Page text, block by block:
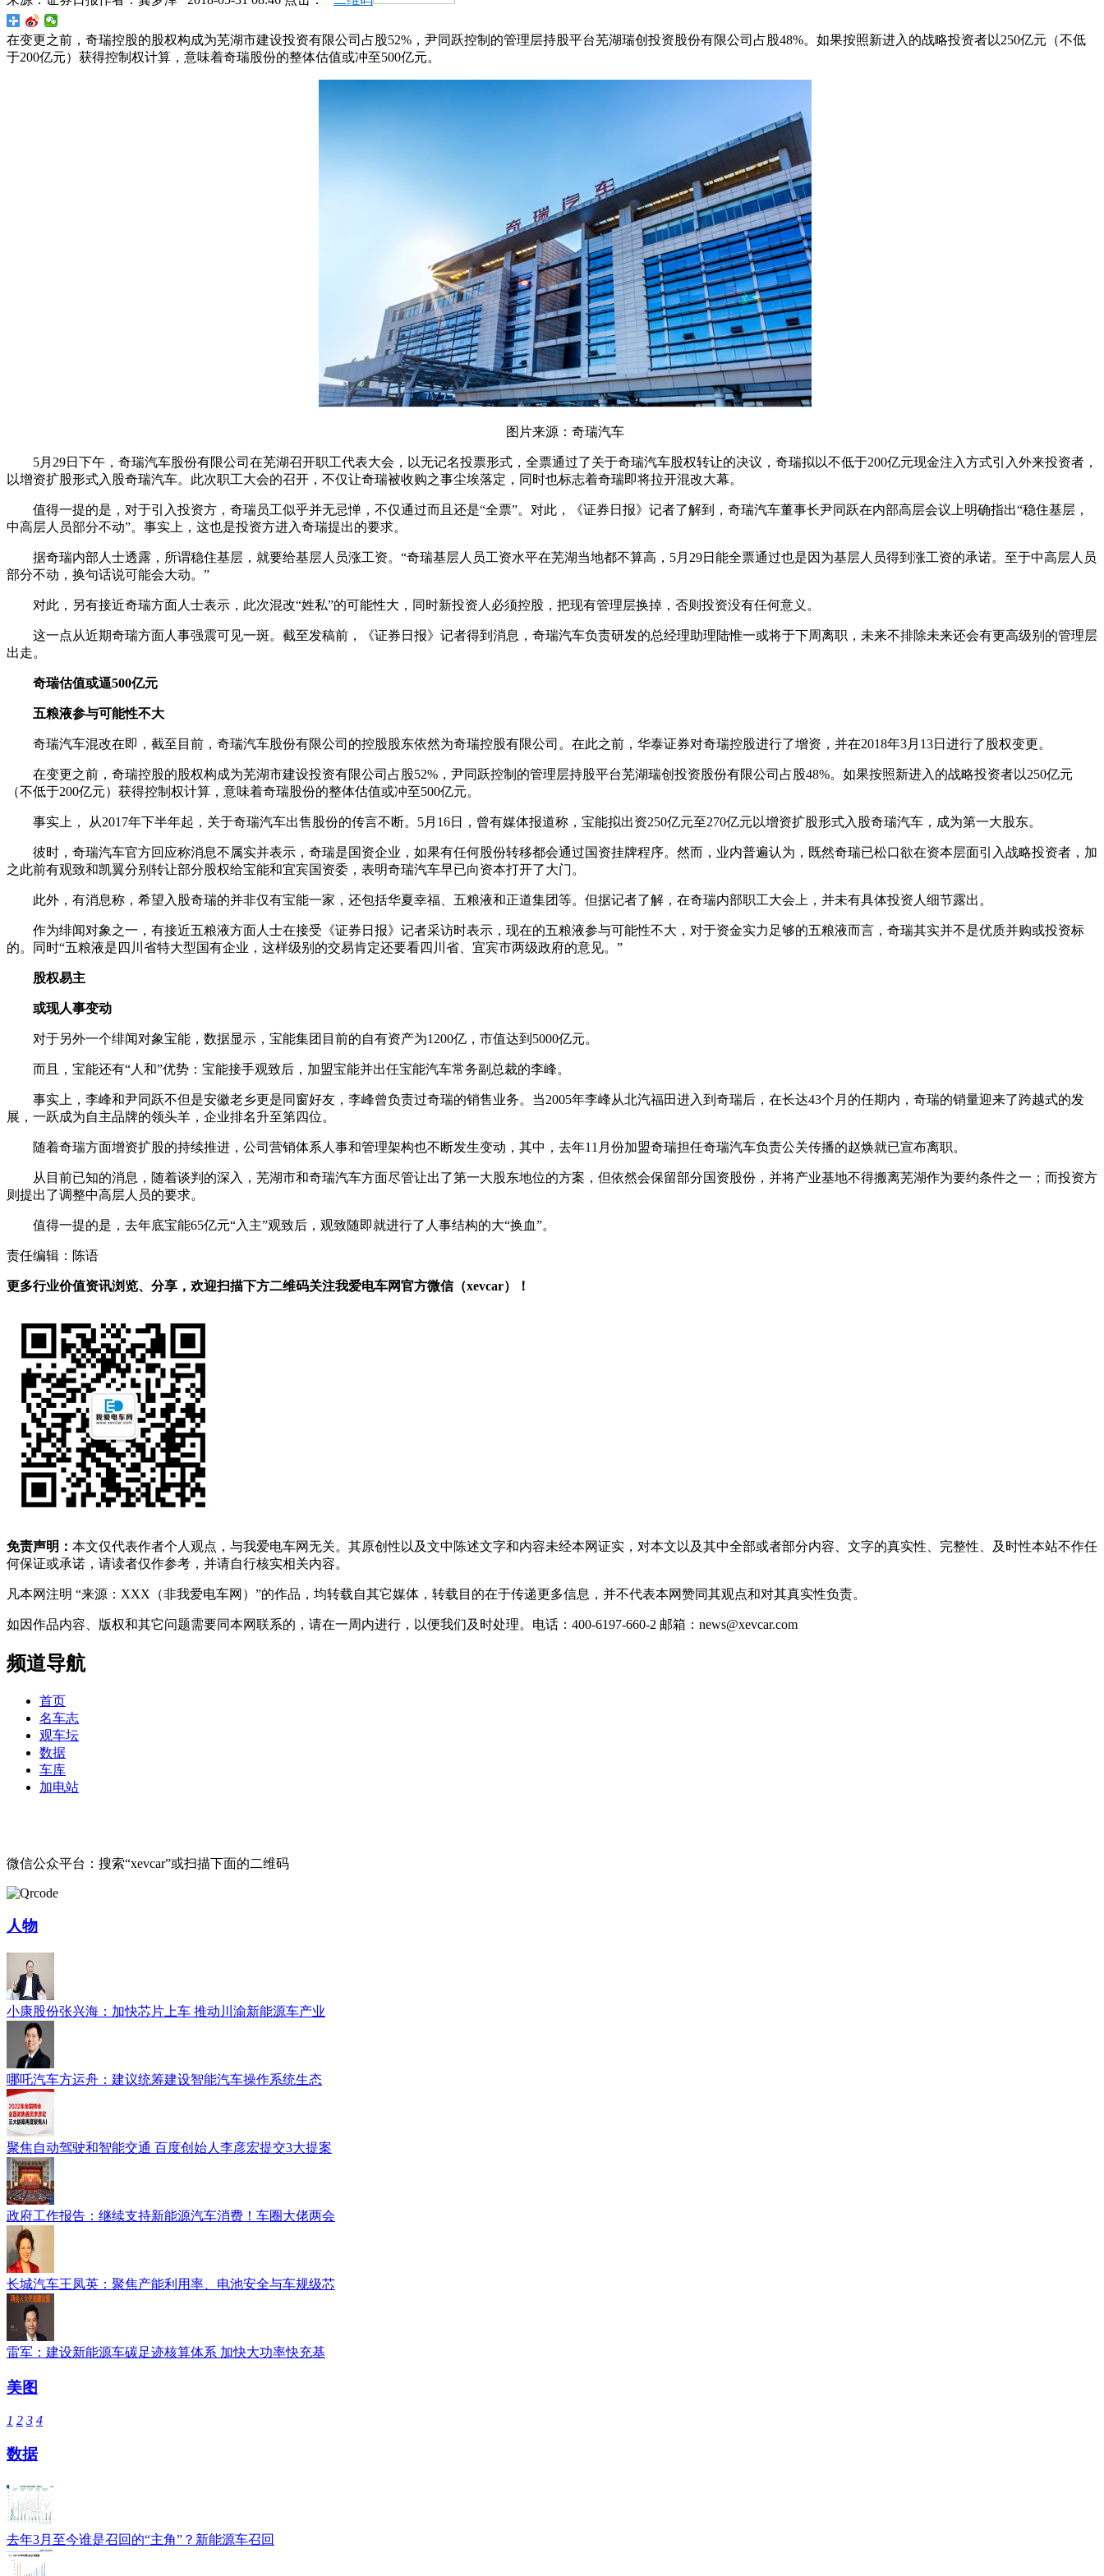
在变更之前，奇瑞控股的股权构成为芜湖市建设投资有限公司占股52%，尹同跃控制的管理层持股平台芜湖瑞创投资股份有限公司占股48%。如果按照新进入的战略投资者以250亿元（不低
于200亿元）获得控制权计算，意味着奇瑞股份的整体估值或冲至500亿元。
图片来源：奇瑞汽车
5月29日下午，奇瑞汽车股份有限公司在芜湖召开职工代表大会，以无记名投票形式，全票通过了关于奇瑞汽车股权转让的决议，奇瑞拟以不低于200亿元现金注入方式引入外来投资者，
以增资扩股形式入股奇瑞汽车。此次职工大会的召开，不仅让奇瑞被收购之事尘埃落定，同时也标志着奇瑞即将拉开混改大幕。
值得一提的是，对于引入投资方，奇瑞员工似乎并无忌惮，不仅通过而且还是“全票”。对此，《证券日报》记者了解到，奇瑞汽车董事长尹同跃在内部高层会议上明确指出“稳住基层，
中高层人员部分不动”。事实上，这也是投资方进入奇瑞提出的要求。
据奇瑞内部人士透露，所谓稳住基层，就要给基层人员涨工资。“奇瑞基层人员工资水平在芜湖当地都不算高，5月29日能全票通过也是因为基层人员得到涨工资的承诺。至于中高层人员
部分不动，换句话说可能会大动。”
对此，另有接近奇瑞方面人士表示，此次混改“姓私”的可能性大，同时新投资人必须控股，把现有管理层换掉，否则投资没有任何意义。
这一点从近期奇瑞方面人事强震可见一斑。截至发稿前，《证券日报》记者得到消息，奇瑞汽车负责研发的总经理助理陆惟一或将于下周离职，未来不排除未来还会有更高级别的管理层
出走。
奇瑞估值或逼500亿元
五粮液参与可能性不大
奇瑞汽车混改在即，截至目前，奇瑞汽车股份有限公司的控股股东依然为奇瑞控股有限公司。在此之前，华泰证券对奇瑞控股进行了增资，并在2018年3月13日进行了股权变更。
在变更之前，奇瑞控股的股权构成为芜湖市建设投资有限公司占股52%，尹同跃控制的管理层持股平台芜湖瑞创投资股份有限公司占股48%。如果按照新进入的战略投资者以250亿元
（不低于200亿元）获得控制权计算，意味着奇瑞股份的整体估值或冲至500亿元。
事实上， 从2017年下半年起，关于奇瑞汽车出售股份的传言不断。5月16日，曾有媒体报道称，宝能拟出资250亿元至270亿元以增资扩股形式入股奇瑞汽车，成为第一大股东。
彼时，奇瑞汽车官方回应称消息不属实并表示，奇瑞是国资企业，如果有任何股份转移都会通过国资挂牌程序。然而，业内普遍认为，既然奇瑞已松口欲在资本层面引入战略投资者，加
之此前有观致和凯翼分别转让部分股权给宝能和宜宾国资委，表明奇瑞汽车早已向资本打开了大门。
此外，有消息称，希望入股奇瑞的并非仅有宝能一家，还包括华夏幸福、五粮液和正道集团等。但据记者了解，在奇瑞内部职工大会上，并未有具体投资人细节露出。
作为绯闻对象之一，有接近五粮液方面人士在接受《证券日报》记者采访时表示，现在的五粮液参与可能性不大，对于资金实力足够的五粮液而言，奇瑞其实并不是优质并购或投资标
的。同时“五粮液是四川省特大型国有企业，这样级别的交易肯定还要看四川省、宜宾市两级政府的意见。”
股权易主
或现人事变动
对于另外一个绯闻对象宝能，数据显示，宝能集团目前的自有资产为1200亿，市值达到5000亿元。
而且，宝能还有“人和”优势：宝能接手观致后，加盟宝能并出任宝能汽车常务副总裁的李峰。
事实上，李峰和尹同跃不但是安徽老乡更是同窗好友，李峰曾负责过奇瑞的销售业务。当2005年李峰从北汽福田进入到奇瑞后，在长达43个月的任期内，奇瑞的销量迎来了跨越式的发
展，一跃成为自主品牌的领头羊，企业排名升至第四位。
随着奇瑞方面增资扩股的持续推进，公司营销体系人事和管理架构也不断发生变动，其中，去年11月份加盟奇瑞担任奇瑞汽车负责公关传播的赵焕就已宣布离职。
从目前已知的消息，随着谈判的深入，芜湖市和奇瑞汽车方面尽管让出了第一大股东地位的方案，但依然会保留部分国资股份，并将产业基地不得搬离芜湖作为要约条件之一；而投资方
则提出了调整中高层人员的要求。
值得一提的是，去年底宝能65亿元“入主”观致后，观致随即就进行了人事结构的大“换血”。
责任编辑：陈语
更多行业价值资讯浏览、分享，欢迎扫描下方二维码关注我爱电车网官方微信（xevcar）！
免责声明： 本文仅代表作者个人观点，与我爱电车网无关。其原创性以及文中陈述文字和内容未经本网证实，对本文以及其中全部或者部分内容、文字的真实性、完整性、及时性本站不作任
何保证或承诺，请读者仅作参考，并请自行核实相关内容。
凡本网注明 “来源：XXX（非我爱电车网）”的作品，均转载自其它媒体，转载目的在于传递更多信息，并不代表本网赞同其观点和对其真实性负责。
如因作品内容、版权和其它问题需要同本网联系的，请在一周内进行，以便我们及时处理。电话：400-6197-660-2 邮箱：news@xevcar.com
频道导航
首页
名车志
观车坛
数据
车库
加电站
微信公众平台：搜索“xevcar”或扫描下面的二维码
人物
小康股份张兴海：加快芯片上车 推动川渝新能源车产业
哪吒汽车方运舟：建议统筹建设智能汽车操作系统生态
聚焦自动驾驶和智能交通 百度创始人李彦宏提交3大提案
政府工作报告：继续支持新能源汽车消费！车圈大佬两会
长城汽车王凤英：聚焦产能利用率、电池安全与车规级芯
雷军：建设新能源车碳足迹核算体系 加快大功率快充基
美图
1 2 3 4
数据
去年3月至今谁是召回的“主角”？新能源车召回